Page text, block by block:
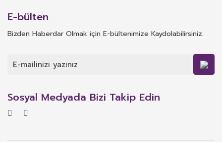
E-bülten
Bizden Haberdar Olmak için E-bültenimize Kaydolabilirsiniz.
Sosyal Medyada Bizi Takip Edin